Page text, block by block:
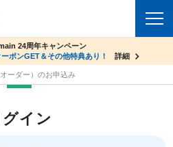
ーV2ビジネス応援キャンペーン
金1年間無料
詳細
24周年キャンペーン
ーポンGET＆その他特典あり！ 詳細
ーダー）のお申込み
グイン